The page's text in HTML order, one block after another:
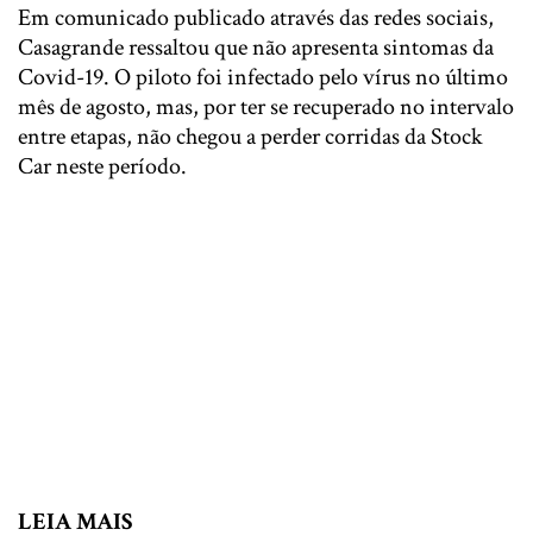
Em comunicado publicado através das redes sociais,
Casagrande ressaltou que não apresenta sintomas da
Covid-19. O piloto foi infectado pelo vírus no último
mês de agosto, mas, por ter se recuperado no intervalo
entre etapas, não chegou a perder corridas da Stock
Car neste período.
LEIA MAIS